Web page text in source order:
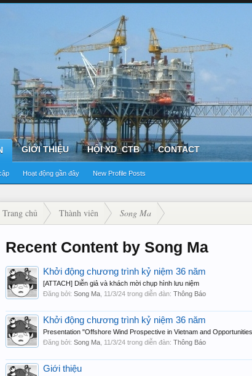
Hoạt động gần đây New Profile Posts
GIỚI THIỆU HỘI XD_CTB CONTACT
Trang chủ Thành viên Song Ma
Recent Content by Song Ma
Khởi động chương trình kỷ niệm 36 năm
[ATTACH] Diễn giả và khách mời chụp hình lưu niệm
Đăng bởi: Song Ma 11/3/24 trong diễn đàn: Thông Báo
Khởi động chương trình kỷ niệm 36 năm
Presentation "Offshore Wind Prospective in Vietnam and
Đăng bởi: Song Ma 11/3/24 trong diễn đàn: Thông Báo
Giới thiệu